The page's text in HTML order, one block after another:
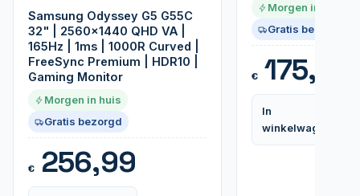
Samsung Odyssey G5 G55C
32" | 2560x1440 QHD VA |
165Hz | 1ms | 1000R Curved |
FreeSync Premium | HDR10 |
Gaming Monitor
Morgen in huis
Gratis bezorgd
€256,99
Morgen in huis
Gratis bezorgd
€175,99
In
winkelwagen